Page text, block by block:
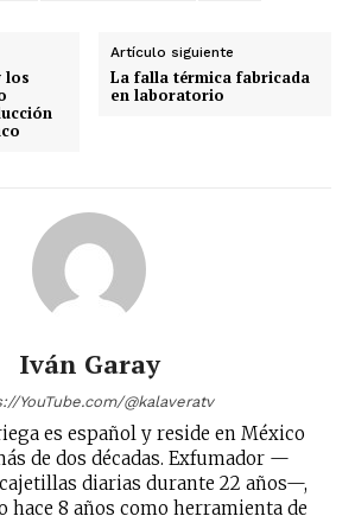
los
Artículo siguiente
La falla térmica fabricada
en laboratorio
Iván Garay
YouTube.com/@kalaveratv
es español y reside en México
de dos décadas. Exfumador —
diarias durante 22 años—,
hace 8 años como herramienta de